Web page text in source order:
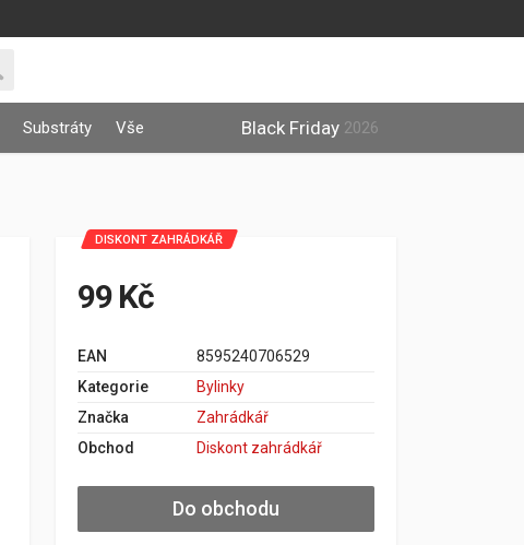
Substráty Vše Black Friday 2026
DISKONT ZAHRÁDKÁŘ
99 Kč
EAN
8595240706529
Kategorie
Bylinky
Značka
Zahrádkář
Obchod
Diskont zahrádkář
Do obchodu